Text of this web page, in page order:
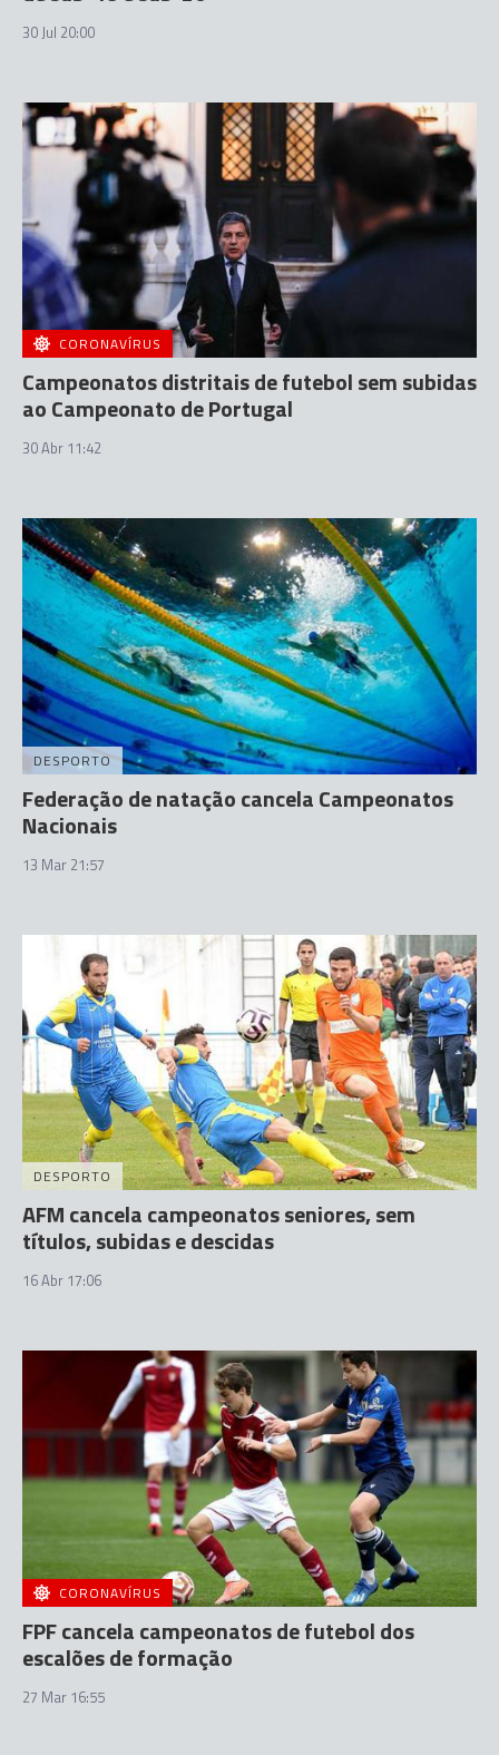
30 Jul 20:00
CORONAVÍRUS
Campeonatos distritais de futebol sem subidas
ao Campeonato de Portugal
30 Abr 11:42
DESPORTO
Federação de natação cancela Campeonatos
Nacionais
13 Mar 21:57
DESPORTO
AFM cancela campeonatos seniores, sem
títulos, subidas e descidas
16 Abr 17:06
CORONAVÍRUS
FPF cancela campeonatos de futebol dos
escalões de formação
27 Mar 16:55